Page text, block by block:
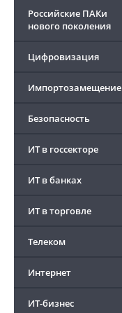
Российские ПАКи
нового поколения
Цифровизация
Импортозамещение
Безопасность
ИТ в госсекторе
ИТ в банках
ИТ в торговле
Телеком
Интернет
ИТ-бизнес